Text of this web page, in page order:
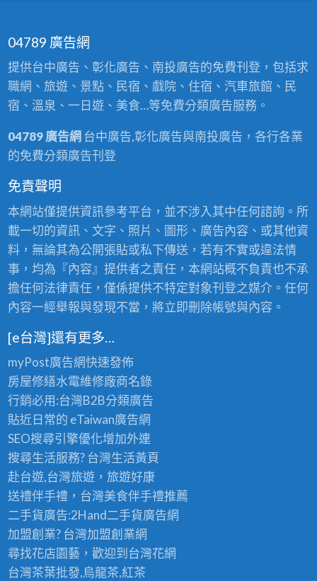
04789 廣告網
提供台中廣告、彰化廣告、南投廣告的免費刊登，包括求
職網、旅遊、景點、民宿、戲院、住宿、汽車旅館、民
宿、溫泉、一日遊、美食…等免費分類廣告服務。
04789 廣告網 台中廣告,彰化廣告與南投廣告，各行各業
的免費分類廣告刊登
免責聲明
本網站僅提供資訊參考平台，並不涉入其中任何諮詢。所
載一切的資訊、文字、照片、圖形、廣告內容、或其他資
料，無論其為公開張貼或私下傳送，若有不實或違法情
事，均為『內容』提供者之責任，本網站概不負責也不承
擔任何法律責任，僅係提供不特定對象刊登之媒介。任何
內容一經舉報與發現不當，將立即刪除帳號與內容。
[e台灣]還有更多…
myPost廣告網快速發佈
房屋修繕水電維修廠商名錄
行銷必用:台灣B2B分類廣告
貼近日常的 eTaiwan廣告網
SEO搜尋引擎優化增加外連
搜尋生活服務? 台灣生活黃頁
赴台遊,台灣旅遊，旅遊好康
送禮伴手禮，台灣美食伴手禮推薦
二手貨廣告:2Hand二手貨廣告網
加盟創業? 台灣加盟創業網
尋找花店園藝，歡迎到 台灣花網
台灣茶葉批發,烏龍茶,紅茶